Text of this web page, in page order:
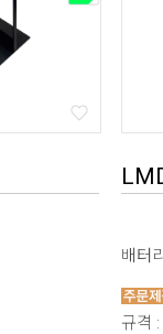
배터
규격 :